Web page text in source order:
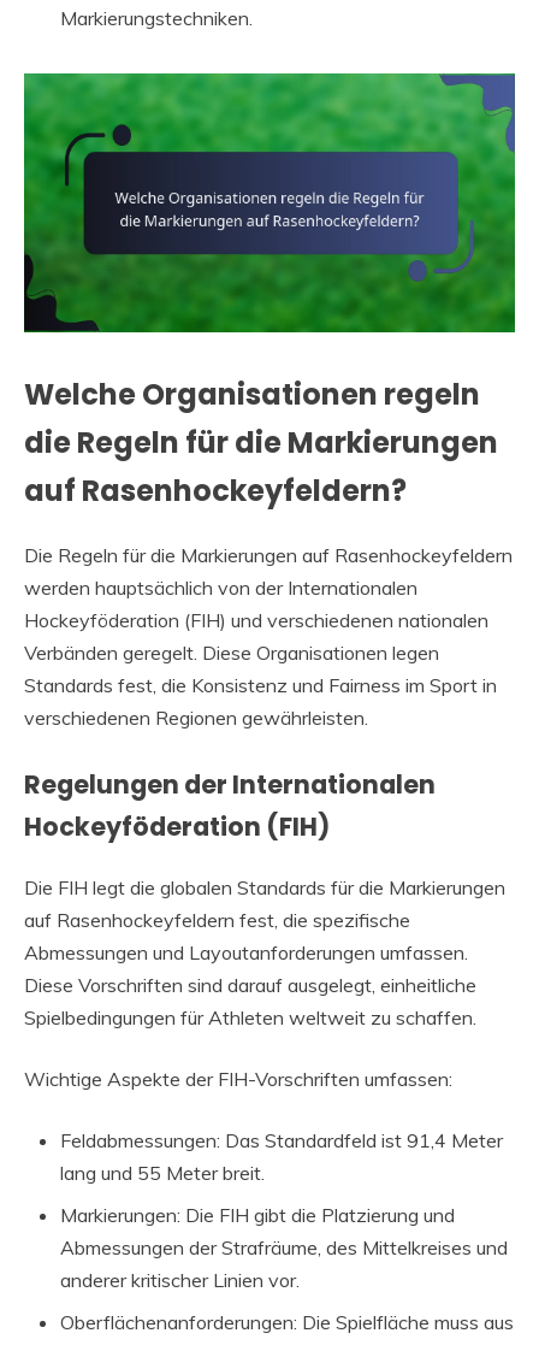
Markierungstechniken.
Welche Organisationen regeln
die Regeln für die Markierungen
auf Rasenhockeyfeldern?
Die Regeln für die Markierungen auf Rasenhockeyfeldern
werden hauptsächlich von der Internationalen
Hockeyföderation (FIH) und verschiedenen nationalen
Verbänden geregelt. Diese Organisationen legen
Standards fest, die Konsistenz und Fairness im Sport in
verschiedenen Regionen gewährleisten.
Regelungen der Internationalen
Hockeyföderation (FIH)
Die FIH legt die globalen Standards für die Markierungen
auf Rasenhockeyfeldern fest, die spezifische
Abmessungen und Layoutanforderungen umfassen.
Diese Vorschriften sind darauf ausgelegt, einheitliche
Spielbedingungen für Athleten weltweit zu schaffen.
Wichtige Aspekte der FIH-Vorschriften umfassen:
Feldabmessungen: Das Standardfeld ist 91,4 Meter
lang und 55 Meter breit.
Markierungen: Die FIH gibt die Platzierung und
Abmessungen der Strafräume, des Mittelkreises und
anderer kritischer Linien vor.
Oberflächenanforderungen: Die Spielfläche muss aus